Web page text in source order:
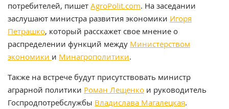
потребителей, пишет AgroPolit.com. На заседании
заслушают министра развития экономики Игоря
Петрашко, который расскажет свое мнение о
распределении функций между Министерством
экономики и Минагрополитики.
Также на встрече будут присутствовать министр
аграрной политики Роман Лещенко и руководитель
Госпродпотребслужбы Владислава Магалецкая.